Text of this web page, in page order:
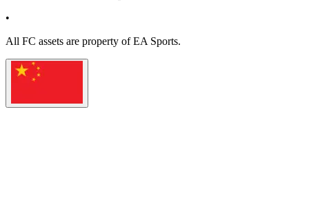
•
All FC assets are property of EA Sports.